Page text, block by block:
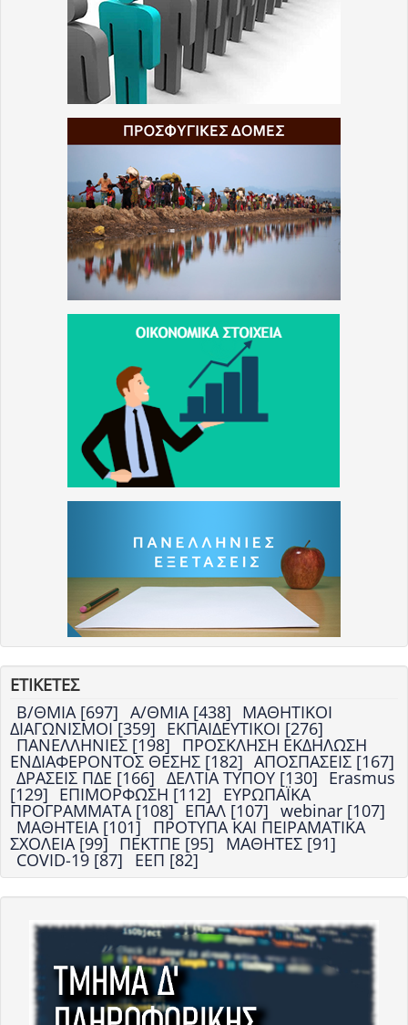
ΕΤΙΚΕΤΕΣ
Β/ΘΜΙΑ [697] Α/ΘΜΙΑ [438] ΜΑΘΗΤΙΚΟΙ
ΔΙΑΓΩΝΙΣΜΟΙ [359] ΕΚΠΑΙΔΕΥΤΙΚΟΙ [276]
ΠΑΝΕΛΛΗΝΙΕΣ [198] ΠΡΟΣΚΛΗΣΗ ΕΚΔΗΛΩΣΗ
ΕΝΔΙΑΦΕΡΟΝΤΟΣ ΘΕΣΗΣ [182] ΑΠΟΣΠΑΣΕΙΣ [167]
ΔΡΑΣΕΙΣ ΠΔΕ [166] ΔΕΛΤΙΑ ΤΥΠΟΥ [130] Erasmus
[129] ΕΠΙΜΟΡΦΩΣΗ [112] ΕΥΡΩΠΑΪΚΑ
ΠΡΟΓΡΑΜΜΑΤΑ [108] ΕΠΑΛ [107] webinar [107]
ΜΑΘΗΤΕΙΑ [101] ΠΡΟΤΥΠΑ ΚΑΙ ΠΕΙΡΑΜΑΤΙΚΑ
ΣΧΟΛΕΙΑ [99] ΠΕΚΤΠΕ [95] ΜΑΘΗΤΕΣ [91]
COVID-19 [87] ΕΕΠ [82]